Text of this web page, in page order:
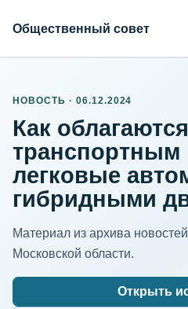
Общественный совет
НОВОСТЬ · 06.12.2024
Как облагаются
транспортным
легковые
гибридными
Материал из архива
Московской области.
Открыть